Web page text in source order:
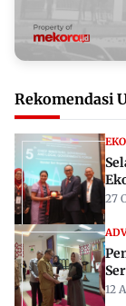
Rekomendasi
27
12